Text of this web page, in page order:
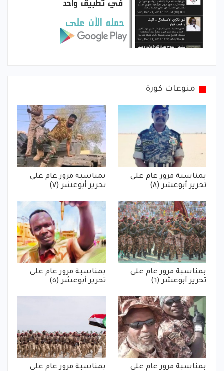
منوعات كورة
بمناسبة مرور عام على
تحرير أبوعشر (٨)
بمناسبة مرور عام على
تحرير أبوعشر (٧)
بمناسبة مرور عام على
تحرير أبوعشر (٦)
بمناسبة مرور عام على
تحرير أبوعشر (٥)
بمناسبة مرور عام على بمناسبة مرور عام على